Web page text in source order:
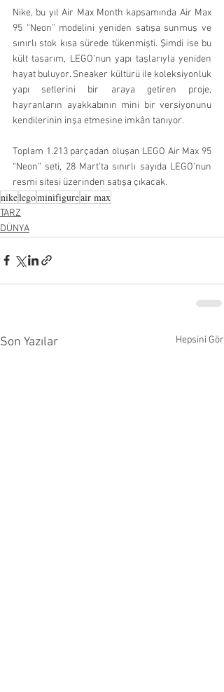
Nike, bu yıl Air Max Month kapsamında Air Max
95 “Neon” modelini yeniden satışa sunmuş ve
sınırlı stok kısa sürede tükenmişti. Şimdi ise bu
kült tasarım, LEGO’nun yapı taşlarıyla yeniden
hayat buluyor. Sneaker kültürü ile koleksiyonluk
yapı setlerini bir araya getiren proje,
hayranların ayakkabının mini bir versiyonunu
kendilerinin inşa etmesine imkân tanıyor.
Toplam 1.213 parçadan oluşan LEGO Air Max 95
“Neon” seti, 28 Mart’ta sınırlı sayıda LEGO’nun
resmi sitesi üzerinden satışa çıkacak.
nikelegominifigureair max
TARZ
DÜNYA
Son Yazılar Hepsini Gör